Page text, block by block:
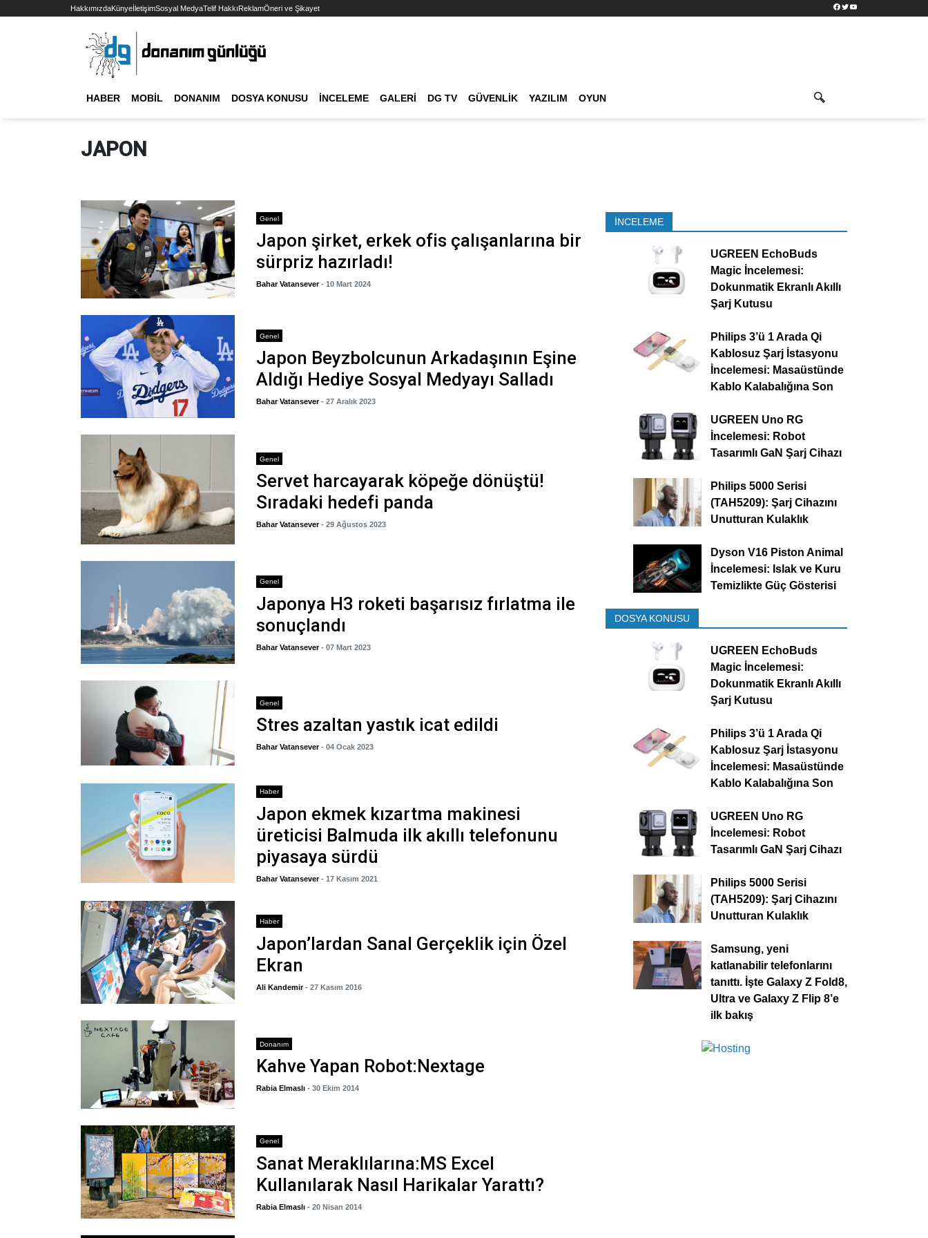
HakkımızdaKünyeİletişimSosyal MedyaTelif HakkıReklamÖneri ve Şikayet Facebook
TwitterYouTube
HABER MOBIL DONANIM DOSYA KONUSU İNCELEME GALERI DG TV GÜVENLIK YAZILIM OYUN
JAPON
Genel
Japon şirket, erkek ofis çalışanlarına bir
sürpriz hazırladı!
Bahar Vatansever - 10 Mart 2024
Genel
Japon Beyzbolcunun Arkadaşının Eşine
Aldığı Hediye Sosyal Medyayı Salladı
Bahar Vatansever - 27 Aralık 2023
Genel
Servet harcayarak köpeğe dönüştü!
Sıradaki hedefi panda
Bahar Vatansever - 29 Ağustos 2023
Genel
Japonya H3 roketi başarısız fırlatma ile
sonuçlandı
Bahar Vatansever - 07 Mart 2023
Genel
Stres azaltan yastık icat edildi
Bahar Vatansever - 04 Ocak 2023
Haber
Japon ekmek kızartma makinesi
üreticisi Balmuda ilk akıllı telefonunu
piyasaya sürdü
Bahar Vatansever - 17 Kasım 2021
Haber
Japon’lardan Sanal Gerçeklik için Özel
Ekran
Ali Kandemir - 27 Kasım 2016
Donanım
Kahve Yapan Robot:Nextage
Rabia Elmaslı - 30 Ekim 2014
Genel
Sanat Meraklılarına:MS Excel
Kullanılarak Nasıl Harikalar Yarattı?
Rabia Elmaslı - 20 Nisan 2014
İNCELEME
UGREEN EchoBuds
Magic İncelemesi:
Dokunmatik Ekranlı Akıllı
Şarj Kutusu
Philips 3’ü 1 Arada Qi
Kablosuz Şarj İstasyonu
İncelemesi: Masaüstünde
Kablo Kalabalığına Son
UGREEN Uno RG
İncelemesi: Robot
Tasarımlı GaN Şarj Cihazı
Philips 5000 Serisi
(TAH5209): Şarj Cihazını
Unutturan Kulaklık
Dyson V16 Piston Animal
İncelemesi: Islak ve Kuru
Temizlikte Güç Gösterisi
DOSYA KONUSU
UGREEN EchoBuds
Magic İncelemesi:
Dokunmatik Ekranlı Akıllı
Şarj Kutusu
Philips 3’ü 1 Arada Qi
Kablosuz Şarj İstasyonu
İncelemesi: Masaüstünde
Kablo Kalabalığına Son
UGREEN Uno RG
İncelemesi: Robot
Tasarımlı GaN Şarj Cihazı
Philips 5000 Serisi
(TAH5209): Şarj Cihazını
Unutturan Kulaklık
Samsung, yeni
katlanabilir telefonlarını
tanıttı. İşte Galaxy Z Fold8,
Ultra ve Galaxy Z Flip 8’e
ilk bakış